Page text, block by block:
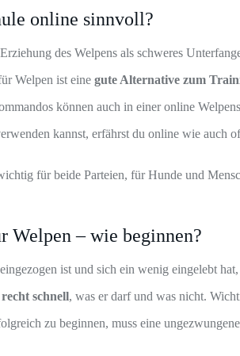
online sinnvoll?
des Welpens als schweres
Welpen ist eine gute Alternative zum
können auch in einer online
kannst, erfährst du online wie auch
für beide Parteien, für Hunde und
Welpen – wie beginnen?
ist und sich ein wenig eingelebt
schnell, was er darf und was nicht.
zu beginnen, muss eine